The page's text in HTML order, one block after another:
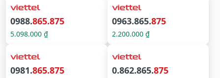
0988.865.875
5.098.000 ₫
0963.865.875
2.200.000 ₫
0981.865.875 0.862.865.875